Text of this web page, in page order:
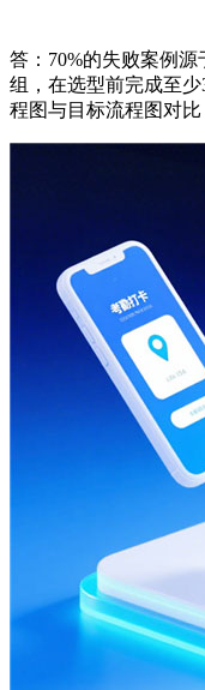
答：70%的失败案例
组，在选型前完成至
程图与目标流程图对比